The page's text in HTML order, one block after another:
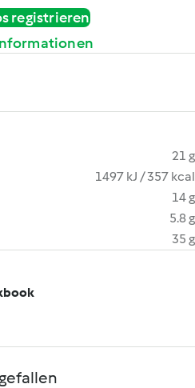
registrieren
21 g
1497 kJ / 357 kcal
14 g
5.8 g
35 g